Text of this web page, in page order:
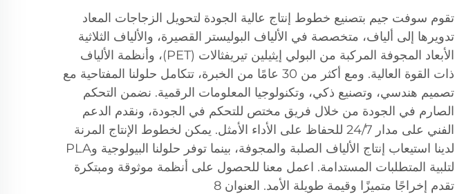
تقوم سوفت جيم بتصنيع خطوط إنتاج عالية الجودة لتحويل الزجاجات المعاد
تدويرها إلى ألياف، متخصصة في الألياف البوليستر القصيرة، والألياف الثلاثية
الأبعاد المجوفة المركبة من البولي إيثيلين تيريفثالات (PET)، وأنظمة الألياف
ذات القوة العالية. ومع أكثر من 30 عامًا من الخبرة، تتكامل حلولنا المفتاحية مع
تصميم هندسي، وتصنيع ذكي، وتكنولوجيا المعلومات الرقمية. نضمن التحكم
الصارم في الجودة من خلال فريق مختص للتحكم في الجودة، ونقدم الدعم
الفني على مدار 24/7 للحفاظ على الأداء الأمثل. يمكن لخطوط الإنتاج المرنة
لدينا استيعاب إنتاج الألياف الصلبة والمجوفة، بينما توفر حلولنا البيولوجية وPLA
لتلبية المتطلبات المستدامة. اعمل معنا للحصول على أنظمة موثوقة ومبتكرة
تقدم إخراجًا متميزًا وقيمة طويلة الأمد. العنوان 8